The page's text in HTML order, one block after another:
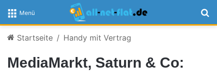
Menü
Startseite / Handy mit Vertrag
MediaMarkt, Saturn & Co: